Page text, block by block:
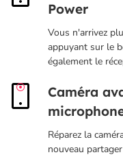
Power
Vous n'arrivez
appuyant sur le
également le
Caméra
Réparez la
nouveau